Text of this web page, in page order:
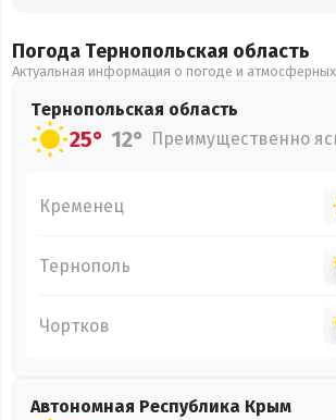
Погода Тернопольская область
Актуальная информация о погоде и атмосферных
Тернопольская область
25° 12° Преимущественно
Кременец
Тернополь
Чортков
Автономная Республика Крым